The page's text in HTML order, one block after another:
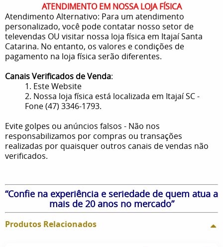
ATENDIMENTO EM NOSSA LOJA FÍSICA
Atendimento Alternativo: Para um atendimento
personalizado, você pode contatar nosso setor de
televendas OU visitar nossa loja física em Itajaí Santa
Catarina. No entanto, os valores e condições de
pagamento na loja física serão diferentes.
Canais Verificados de Venda:
1. Este Website
2. Nossa loja física está localizada em Itajaí SC -
Fone (47) 3346-1793.
Evite golpes ou anúncios falsos - Não nos
responsabilizamos por compras ou transações
realizadas por quaisquer outros canais de vendas não
verificados.
“Confie na experiência e seriedade de quem atua a
mais de 20 anos no mercado”
Produtos Relacionados